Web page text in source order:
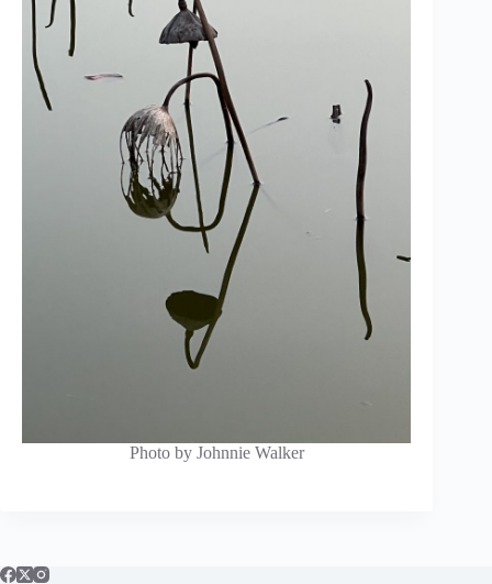
Photo by Johnnie Walker